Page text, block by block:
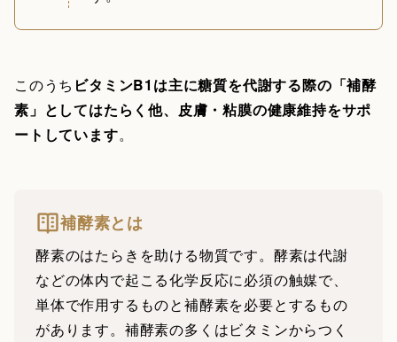
このうち ビタミンB1は主に糖質を代謝する際の「補酵
素」としてはたらく他、皮膚・粘膜の健康維持をサポ
ートしています。
補酵素とは
酵素のはたらきを助ける物質です。酵素は代謝
などの体内で起こる化学反応に必須の触媒で、
単体で作用するものと補酵素を必要とするもの
があります。補酵素の多くはビタミンからつく